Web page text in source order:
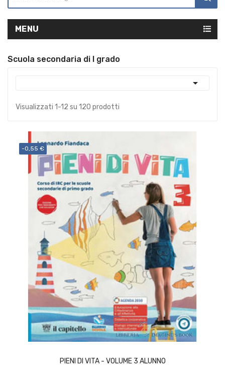
MENU
Scuola secondaria di I grado

Visualizzati 1-12 su 120 prodotti
-0,55 €
PIENI DI VITA - VOLUME 3 ALUNNO
ACQUISTA